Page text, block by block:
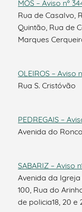
MÓS – Aviso nº
Rua de Casalvo,
Quintão, Rua de
Marques
OLEIROS – Aviso
Rua S. Cristóvão
PEDREGAIS –
Avenida do
SABARIZ – Aviso
Avenida da
100, Rua do
de policia18, 20 e